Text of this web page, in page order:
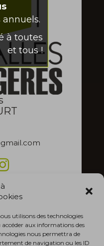
utilisons des technologies
accéder aux informations des
nous permettra de
de navigation ou les ID
7h30 - 12h00
Fermé
à toutes
et tous !